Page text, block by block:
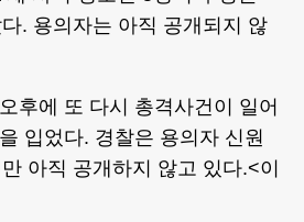
. 용의자는 아직 공개되지 않
후에 또 다시 총격사건이 일어
입었다. 경찰은 용의자 신원
아직 공개하지 않고 있다.<이